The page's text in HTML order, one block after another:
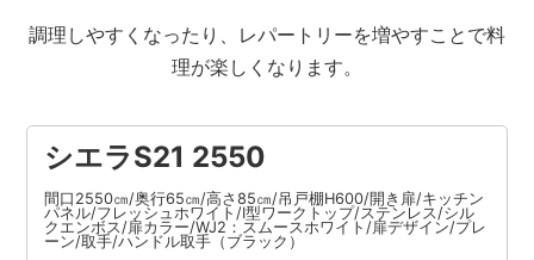
調理しやすくなったり、レパートリーを増やすことで料
理が楽しくなります。
シエラS21 2550
間口2550㎝/奥行65㎝/高さ85㎝/吊戸棚H600/開き扉/キッチン
パネル/フレッシュホワイト/I型ワークトップ/ステンレス/シル
クエンボス/扉カラー/WJ2：スムースホワイト/扉デザイン/プレ
ーン/取手/ハンドル取手（ブラック）